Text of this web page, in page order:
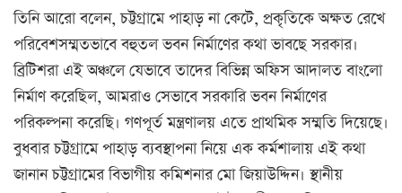
তিনি আরো বলেন, চট্টগ্রামে পাহাড় না কেটে, প্রকৃতিকে অক্ষত রেখে
পরিবেশসম্মতভাবে বহুতল ভবন নির্মাণের কথা ভাবছে সরকার।
ব্রিটিশরা এই অঞ্চলে যেভাবে তাদের বিভিন্ন অফিস আদালত বাংলো
নির্মাণ করেছিল, আমরাও সেভাবে সরকারি ভবন নির্মাণের
পরিকল্পনা করেছি। গণপূর্ত মন্ত্রণালয় এতে প্রাথমিক সম্মতি দিয়েছে।
বুধবার চট্টগ্রামে পাহাড় ব্যবস্থাপনা নিয়ে এক কর্মশালায় এই কথা
জানান চট্টগ্রামের বিভাগীয় কমিশনার মো জিয়াউদ্দিন। স্থানীয়